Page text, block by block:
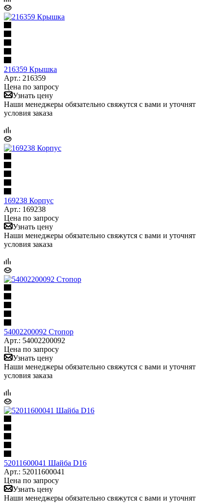
216359 Крышка
Арт.: 216359
Цена по запросу
Узнать цену
Наши менеджеры обязательно свяжутся с вами и уточнят
условия заказа
169238 Корпус
Арт.: 169238
Цена по запросу
Узнать цену
Наши менеджеры обязательно свяжутся с вами и уточнят
условия заказа
54002200092 Стопор
Арт.: 54002200092
Цена по запросу
Узнать цену
Наши менеджеры обязательно свяжутся с вами и уточнят
условия заказа
52011600041 Шайба D16
Арт.: 52011600041
Цена по запросу
Узнать цену
Наши менеджеры обязательно свяжутся с вами и уточнят